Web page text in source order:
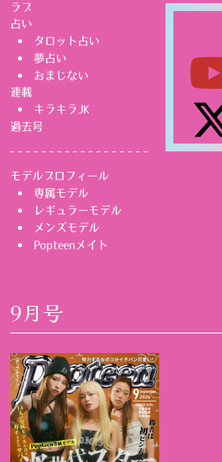
ラブ
占い
タロット占い
夢占い
おまじない
連載
キラキラJK
過去号
モデルプロフィール
専属モデル
レギュラーモデル
メンズモデル
Popteenメイト
9月号